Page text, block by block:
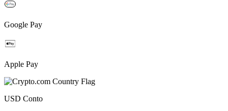
Google Pay
Apple Pay
USD Conto